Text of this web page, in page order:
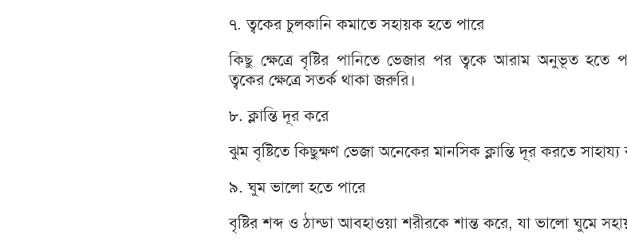
৭. ত্বকের চুলকানি কমাতে সহায়ক হতে পারে
কিছু ক্ষেত্রে বৃষ্টির পানিতে ভেজার পর ত্বকে আরাম অনুভূত হতে
ত্বকের ক্ষেত্রে সতর্ক থাকা জরুরি।
৮. ক্লান্তি দূর করে
ঝুম বৃষ্টিতে কিছুক্ষণ ভেজা অনেকের মানসিক ক্লান্তি দূর করতে সাহায্য
৯. ঘুম ভালো হতে পারে
বৃষ্টির শব্দ ও ঠান্ডা আবহাওয়া শরীরকে শান্ত করে, যা ভালো ঘুমে